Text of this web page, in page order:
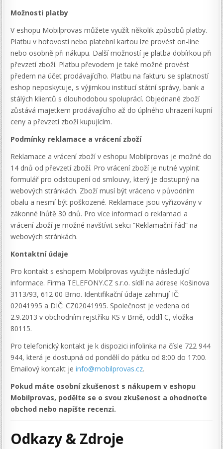
Možnosti platby
V eshopu Mobilprovas můžete využít několik způsobů platby.
Platbu v hotovosti nebo platební kartou lze provést on-line
nebo osobně při nákupu. Další možností je platba dobírkou při
převzetí zboží. Platbu převodem je také možné provést
předem na účet prodávajícího. Platbu na fakturu se splatností
eshop neposkytuje, s výjimkou institucí státní správy, bank a
stálých klientů s dlouhodobou spoluprácí. Objednané zboží
zůstává majetkem prodávajícího až do úplného uhrazení kupní
ceny a převzetí zboží kupujícím.
Podmínky reklamace a vrácení zboží
Reklamace a vrácení zboží v eshopu Mobilprovas je možné do
14 dnů od převzetí zboží. Pro vrácení zboží je nutné vyplnit
formulář pro odstoupení od smlouvy, který je dostupný na
webových stránkách. Zboží musí být vráceno v původním
obalu a nesmí být poškozené. Reklamace jsou vyřizovány v
zákonné lhůtě 30 dnů. Pro více informací o reklamaci a
vrácení zboží je možné navštívit sekci “Reklamační řád” na
webových stránkách.
Kontaktní údaje
Pro kontakt s eshopem Mobilprovas využijte následující
informace. Firma TELEFONY.CZ s.r.o. sídlí na adrese Košinova
3113/93, 612 00 Brno. Identifikační údaje zahrnují IČ:
02041995 a DIČ: CZ02041995. Společnost je vedena od
2.9.2013 v obchodním rejstříku KS v Brně, oddíl C, vložka
80115.
Pro telefonický kontakt je k dispozici infolinka na čísle 722 944
944, která je dostupná od pondělí do pátku od 8:00 do 17:00.
Emailový kontakt jeinfo@mobilprovas.cz.
Pokud máte osobní zkušenost s nákupem v eshopu
Mobilprovas, podělte se o svou zkušenost a ohodnoťte
obchod nebo napište recenzi.
Odkazy & Zdroje